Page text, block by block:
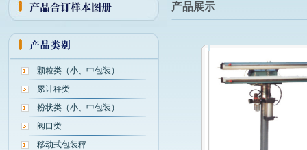
颗粒类（小、中包装）
累计秤类
粉状类（小、中包装）
阀口类
移动式包装秤
产品展示